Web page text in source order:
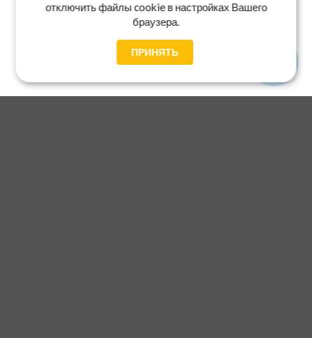
отключить файлы cookie в настройках Вашего
браузера.
ПРИНЯТЬ